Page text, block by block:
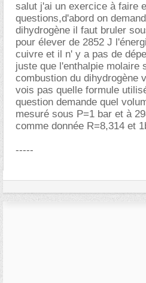
salut j'ai un exercice à faire
questions,d'abord on
dihydrogène il faut bruler
pour élever de 2852 J
cuivre et il n' y a pas de
juste que l'enthalpie molaire
combustion du dihydrogène
vois pas quelle formule
question demande quel
mesuré sous P=1 bar et à
comme donnée R=8,314 et
-----